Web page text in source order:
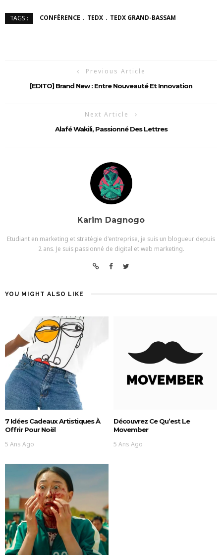
TAGS : CONFÉRENCE TEDX TEDX GRAND-BASSAM
Previous Article
[EDITO] Brand New : Entre Nouveauté Et Innovation
Next Article
Alafé Wakili, Passionné Des Lettres
Karim Dagnogo
Etudiant en marketing et stratégie d'entreprise, je suis un blogueur depuis
2 ans. Je suis passionné de digital et web marketing.
YOU MIGHT ALSO LIKE
7 Idées Cadeaux Artistiques À
Offrir Pour Noël
5 Ans Ago
Découvrez Ce Qu’est Le
Movember
5 Ans Ago